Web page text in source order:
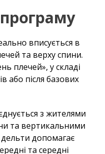
вписується в
та верху спини.
плечей», у складі
або після базових
з жителями
та вертикальними
допомагає
та середні